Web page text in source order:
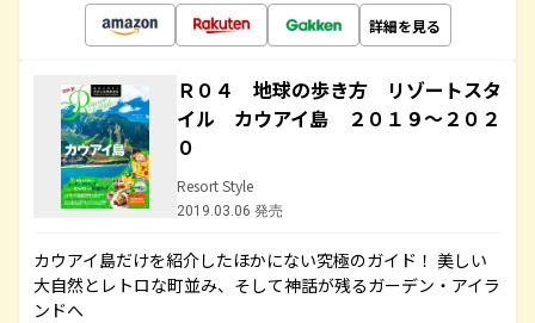
詳細を見る
Ｒ０４ 地球の歩き方 リゾートスタ
イル カウアイ島 ２０１９～２０２
０
Resort Style
2019.03.06 発売
カウアイ島だけを紹介したほかにない究極のガイド！ 美しい
大自然とレトロな町並み、そして神話が残るガーデン・アイラ
ンドへ